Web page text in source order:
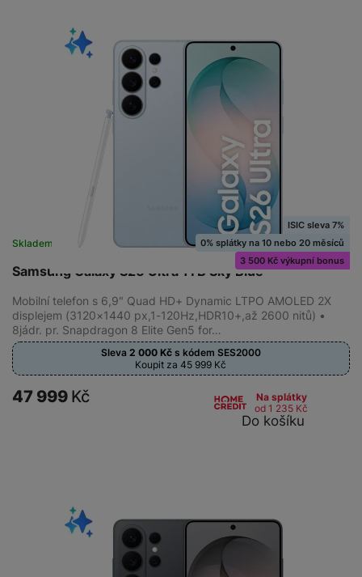
Samsung Galaxy S26 Ultra 1TB Sky Blue
Skladem na 7 prodejnách
ISIC sleva 7%
0% splátky na 10 nebo 20 měsíců
3 500 Kč výkupní bonus
Mobilní telefon s 6,9" Quad HD+ Dynamic LTPO AMOLED 2X
displejem (3120×1440 px,1-120Hz,HDR10+,až 2600 nitů) •
8jádr. pr. Snapdragon 8 Elite Gen5 for…
Sleva 2 000 Kčs kódem SES2000
Koupit za 45 999 Kč
47 999 Kč
Na splátky
od 1 235 Kč
Do košíku